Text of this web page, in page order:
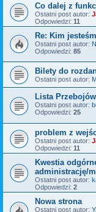
Co dalej z
Ostatni post autor:
Odpowiedzi: 11
Re: Kim
Ostatni post autor:
Odpowiedzi: 85
Bilety do
Ostatni post autor:
Lista
Ostatni post autor:
Odpowiedzi: 25
problem z
Ostatni post autor:
Odpowiedzi: 11
Kwestia
administrację/
Ostatni post autor:
Odpowiedzi: 2
Nowa strona
Ostatni post autor: